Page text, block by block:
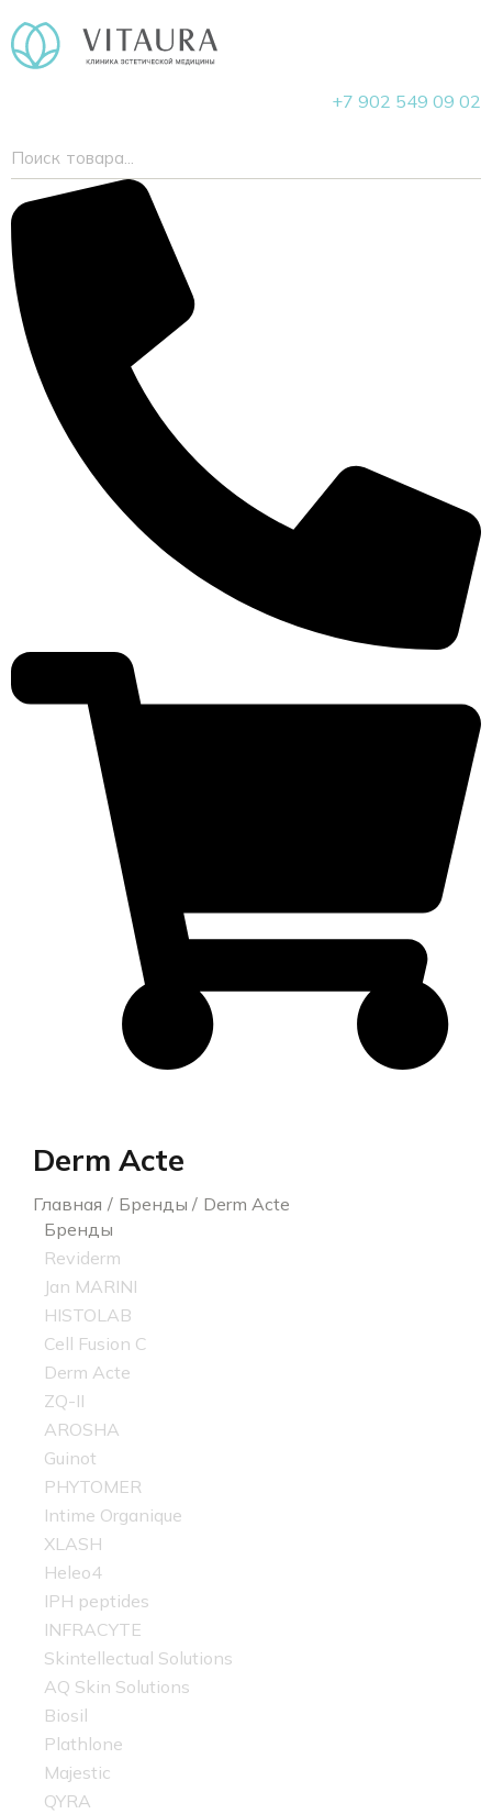
+7 902 549 09 02
Derm Acte
Главная Бренды
Derm Acte
Бренды
Reviderm
Jan MARINI
HISTOLAB
Cell Fusion C
Derm Acte
ZQ-II
AROSHA
Guinot
PHYTOMER
Intime Organique
XLASH
Heleo4
IPH peptides
INFRACYTE
Skintellectual Solutions
AQ Skin Solutions
Biosil
Plathlone
Majestic
QYRA